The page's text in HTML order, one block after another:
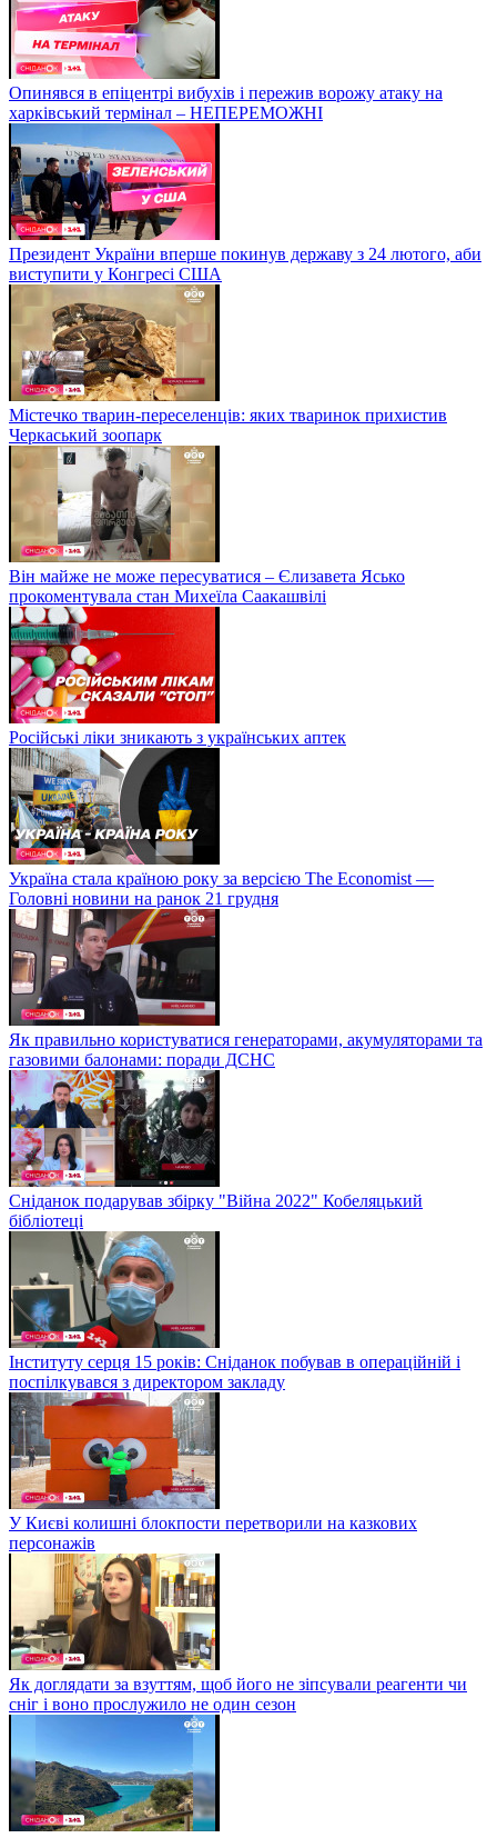
Опинявся в епіцентрі вибухів і пережив ворожу атаку на
харківський термінал – НЕПЕРЕМОЖНІ
Президент України вперше покинув державу з 24 лютого, аби
виступити у Конгресі США
Містечко тварин-переселенців: яких тваринок прихистив
Черкаський зоопарк
Він майже не може пересуватися – Єлизавета Ясько
прокоментувала стан Михеїла Саакашвілі
Російські ліки зникають з українських аптек
Україна стала країною року за версією The Economist —
Головні новини на ранок 21 грудня
Як правильно користуватися генераторами, акумуляторами та
газовими балонами: поради ДСНС
Сніданок подарував збірку "Війна 2022" Кобеляцький
бібліотеці
Інституту серця 15 років: Сніданок побував в операційній і
поспілкувався з директором закладу
У Києві колишні блокпости перетворили на казкових
персонажів
Як доглядати за взуттям, щоб його не зіпсували реагенти чи
сніг і воно прослужило не один сезон